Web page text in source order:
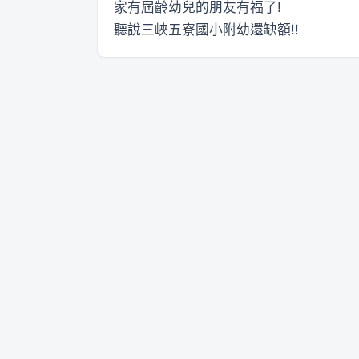
家有屆齡幼兒的朋友有福了!
聽說三峽五寮國小附幼還缺額!!